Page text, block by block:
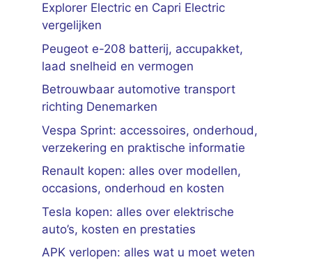
Explorer Electric en Capri Electric
vergelijken
Peugeot e-208 batterij, accupakket,
laad snelheid en vermogen
Betrouwbaar automotive transport
richting Denemarken
Vespa Sprint: accessoires, onderhoud,
verzekering en praktische informatie
Renault kopen: alles over modellen,
occasions, onderhoud en kosten
Tesla kopen: alles over elektrische
auto’s, kosten en prestaties
APK verlopen: alles wat u moet weten